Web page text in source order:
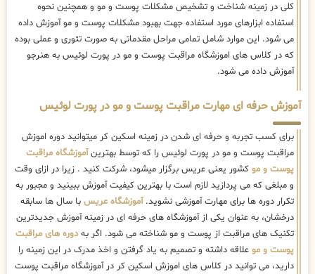
کلی در زمینه شناخت و تشخیص مشکلات پوست و مو و همچنین نحوه
استفاده ابزارهای مورد استفاده جهت بهبود مشکلات پوست و مو آموزش داده
می شود. این موارد شامل تمامی مراحل مقدماتی به صورت تئوری و عملی بوده
که در کلاس های اموزشگاه مراقبت پوست و مو در پورت لوئیس به هنرجو
آموزش داده می شود.
آموزش حرفه ای مهارت مراقبت پوست و مو در پورت لوئیس
برای کسب تجربه و حرفه ای شدن در زمینه اسکین کر میتوانید دوره اموزش
مراقبت پوست و مو در پورت لوئیس را که توسط بهترینآموزشگاه مراقبت
پوست و مو کشور یعنی عریس برگزار میشود، شرکت کنید . زیرا در ازای وقت
و مبلغی که می پردازید لازم است با بهترین کیفیت آموزش ببینید و مجبور به
تکرار دوره ها برای مهارت آموزشی نشوید.آموزشگاه عریس با سال ها سابقه
درخشان، به عنوان یکی از آموزشگاه های حرفه ای در زمینه آموزش جدیدترین
تکنیک های مراقبت از پوست و مو شناخته می شود. اگر بهدوره های مراقبت
پوست و مو علاقه داشته و تصمیم به یاد گرفتن و اخذ مدرک در این زمینه را
دارید، می توانید در کلاس های اموزش اسکین کر در آموزشگاه مراقبت پوست